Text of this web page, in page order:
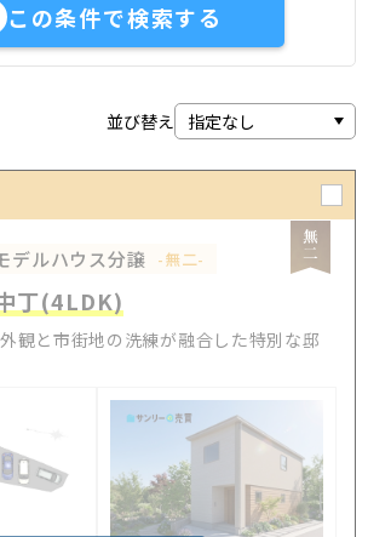
この条件で検索する
並び替え
デルハウス分譲 -無二-
丁(4LDK)
観と市街地の洗練が融合した特別な邸